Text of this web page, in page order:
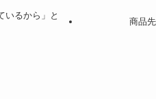
いるから」と
商品